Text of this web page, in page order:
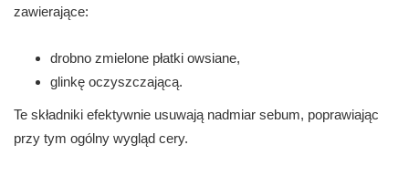
zawierające:
drobno zmielone płatki owsiane,
glinkę oczyszczającą.
Te składniki efektywnie usuwają nadmiar sebum, poprawiając
przy tym ogólny wygląd cery.